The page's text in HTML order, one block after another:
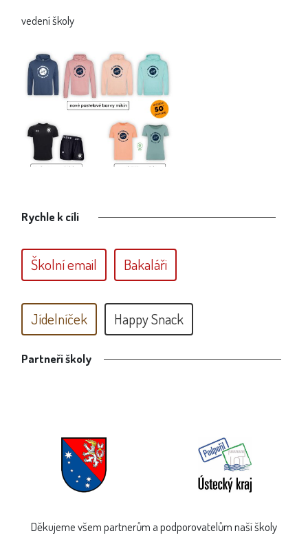
vedení školy
Rychle k cíli
Školní email Bakaláři
Jídelníček Happy Snack
Partneři školy
Děkujeme všem partnerům a podporovatelům naší školy